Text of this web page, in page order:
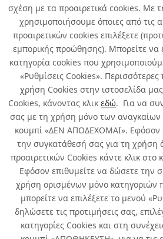
σχέση με τα προαιρετικά cookies. Με
χρησιμοποιήσουμε όποιες από τις
προαιρετικών cookies επιλέξετε
εμπορικής προώθησης). Μπορείτε να
κατηγορία cookies που
«Ρυθμίσεις Cookies».
χρήση Cookies στην ιστοσελίδα μας
Cookies, κάνοντας κλικ εδώ. Για να
σας με τη χρήση μόνο των αναγκαίων
κουμπί «ΔΕΝ ΑΠΟΔΕΧΟΜΑΙ». Εφόσον
την συγκατάθεσή σας για τη χρήση
προαιρετικών Cookies κάντε κλικ
Εφόσον επιθυμείτε να δώσετε την
χρήση ορισμένων μόνο κατηγοριών
μπορείτε να επιλέξετε το μενού
δηλώσετε τις προτιμήσεις σας,
κατηγορίες Cookies και στη